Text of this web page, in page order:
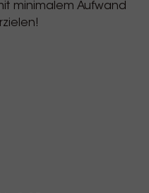
minimalem Aufwand
und